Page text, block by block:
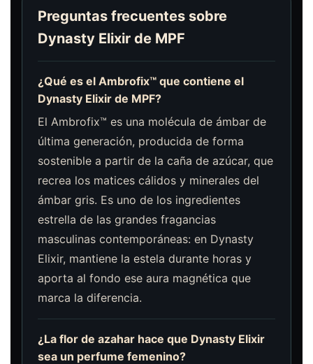
Preguntas frecuentes sobre
Dynasty Elixir de MPF
¿Qué es el Ambrofix™ que contiene el
Dynasty Elixir de MPF?
El Ambrofix™ es una molécula de ámbar de
última generación, producida de forma
sostenible a partir de la caña de azúcar, que
recrea los matices cálidos y minerales del
ámbar gris. Es uno de los ingredientes
estrella de las grandes fragancias
masculinas contemporáneas: en Dynasty
Elixir, mantiene la estela durante horas y
aporta al fondo ese aura magnética que
marca la diferencia.
¿La flor de azahar hace que Dynasty Elixir
sea un perfume femenino?